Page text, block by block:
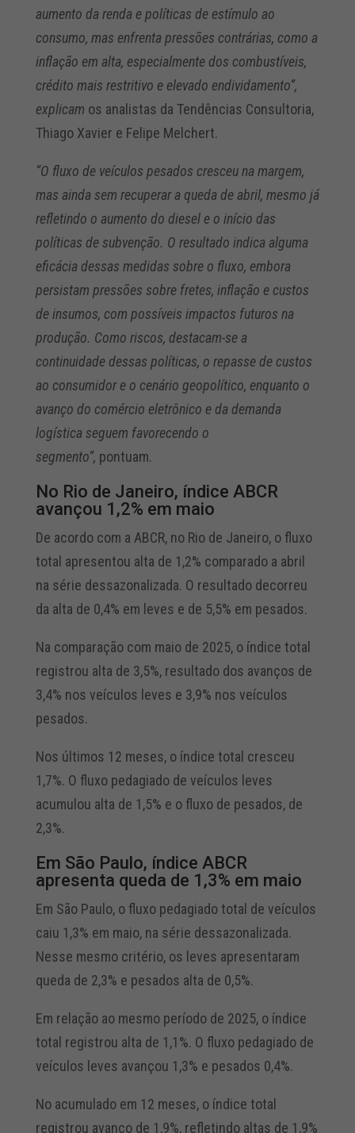
aumento da renda e políticas de estímulo ao
consumo, mas enfrenta pressões contrárias, como a
inflação em alta, especialmente dos combustíveis,
crédito mais restritivo e elevado endividamento”,
explicam os analistas da Tendências Consultoria,
Thiago Xavier e Felipe Melchert.
“O fluxo de veículos pesados cresceu na margem,
mas ainda sem recuperar a queda de abril, mesmo já
refletindo o aumento do diesel e o início das
políticas de subvenção. O resultado indica alguma
eficácia dessas medidas sobre o fluxo, embora
persistam pressões sobre fretes, inflação e custos
de insumos, com possíveis impactos futuros na
produção. Como riscos, destacam-se a
continuidade dessas políticas, o repasse de custos
ao consumidor e o cenário geopolítico, enquanto o
avanço do comércio eletrônico e da demanda
logística seguem favorecendo o
segmento”, pontuam.
No Rio de Janeiro, índice ABCR
avançou 1,2% em maio
De acordo com a ABCR, no Rio de Janeiro, o fluxo
total apresentou alta de 1,2% comparado a abril
na série dessazonalizada. O resultado decorreu
da alta de 0,4% em leves e de 5,5% em pesados.
Na comparação com maio de 2025, o índice total
registrou alta de 3,5%, resultado dos avanços de
3,4% nos veículos leves e 3,9% nos veículos
pesados.
Nos últimos 12 meses, o índice total cresceu
1,7%. O fluxo pedagiado de veículos leves
acumulou alta de 1,5% e o fluxo de pesados, de
2,3%.
Em São Paulo, índice ABCR
apresenta queda de 1,3% em maio
Em São Paulo, o fluxo pedagiado total de veículos
caiu 1,3% em maio, na série dessazonalizada.
Nesse mesmo critério, os leves apresentaram
queda de 2,3% e pesados alta de 0,5%.
Em relação ao mesmo período de 2025, o índice
total registrou alta de 1,1%. O fluxo pedagiado de
veículos leves avançou 1,3% e pesados 0,4%.
No acumulado em 12 meses, o índice total
registrou avanço de 1,9%, refletindo altas de 1,9%